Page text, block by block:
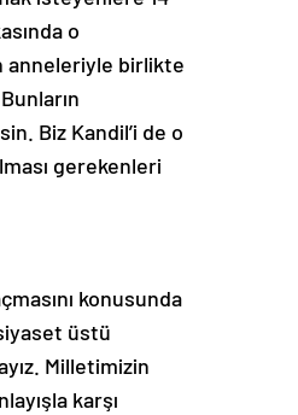
o
anneleriyle birlikte
Biz Kandil’i de o
gerekenleri
konusunda
üstü
Milletimizin
karşı